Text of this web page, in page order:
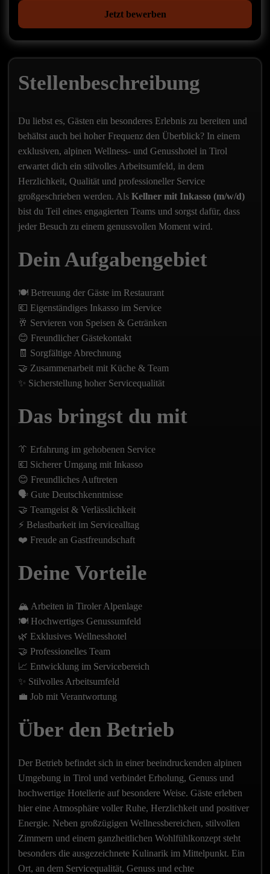
Jetzt bewerben
Stellenbeschreibung
Du liebst es, Gästen ein besonderes Erlebnis zu bereiten und
behältst auch bei hoher Frequenz den Überblick? In einem
exklusiven, alpinen Wellness- und Genusshotel in Tirol
erwartet dich ein stilvolles Arbeitsumfeld, in dem
Herzlichkeit, Qualität und professioneller Service
großgeschrieben werden. Als Kellner mit Inkasso (m/w/d)
bist du Teil eines engagierten Teams und sorgst dafür, dass
jeder Besuch zu einem genussvollen Moment wird.
Dein Aufgabengebiet
🍽️ Betreuung der Gäste im Restaurant
💶 Eigenständiges Inkasso im Service
🥂 Servieren von Speisen & Getränken
😊 Freundlicher Gästekontakt
🧾 Sorgfältige Abrechnung
🤝 Zusammenarbeit mit Küche & Team
✨ Sicherstellung hoher Servicequalität
Das bringst du mit
👔 Erfahrung im gehobenen Service
💶 Sicherer Umgang mit Inkasso
😊 Freundliches Auftreten
🗣️ Gute Deutschkenntnisse
🤝 Teamgeist & Verlässlichkeit
⚡ Belastbarkeit im Servicealltag
❤️ Freude an Gastfreundschaft
Deine Vorteile
🏔️ Arbeiten in Tiroler Alpenlage
🍽️ Hochwertiges Genussumfeld
🌿 Exklusives Wellnesshotel
🤝 Professionelles Team
📈 Entwicklung im Servicebereich
✨ Stilvolles Arbeitsumfeld
💼 Job mit Verantwortung
Über den Betrieb
Der Betrieb befindet sich in einer beeindruckenden alpinen
Umgebung in Tirol und verbindet Erholung, Genuss und
hochwertige Hotellerie auf besondere Weise. Gäste erleben
hier eine Atmosphäre voller Ruhe, Herzlichkeit und positiver
Energie. Neben großzügigen Wellnessbereichen, stilvollen
Zimmern und einem ganzheitlichen Wohlfühlkonzept steht
besonders die ausgezeichnete Kulinarik im Mittelpunkt. Ein
Ort, an dem Servicequalität, Genuss und echte